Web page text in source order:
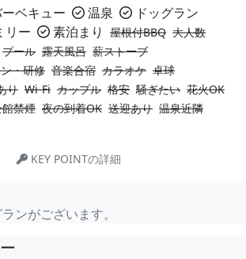
ベキュー 温泉
ドッグラン
リー
素泊まり 屋根付BBQ 大人数
プール 露天風呂 薪ストーブ
・研修 音楽合宿 カラオケ 卓球
り Wi-Fi カップル 格安 騒ぎたい 花火OK
禁煙 夜の到着OK 送迎あり 温泉近隣
KEY POINTの詳細
ンがございます。